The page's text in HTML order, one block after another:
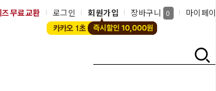
무료교환 로그인 회원가입 장바구니 0 마이페